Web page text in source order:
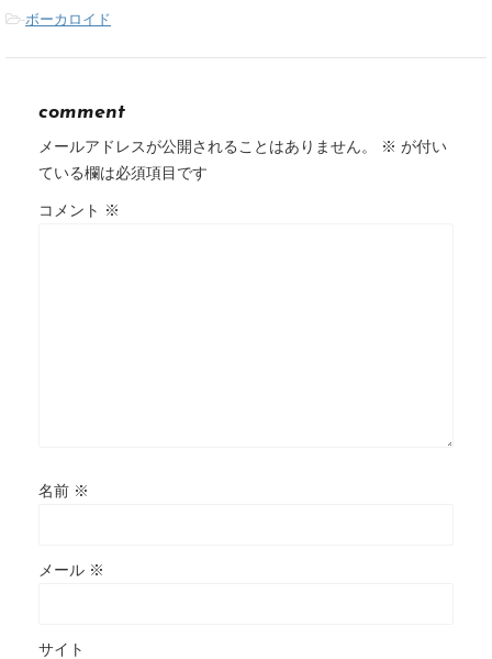
-ボーカロイド
comment
メールアドレスが公開されることはありません。 ※ が付い
ている欄は必須項目です
コメント ※
名前 ※
メール ※
サイト